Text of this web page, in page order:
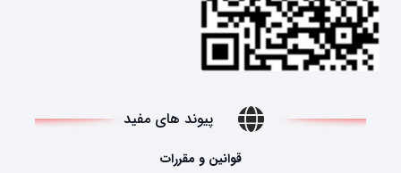
پیوند های مفید
قوانین و مقررات